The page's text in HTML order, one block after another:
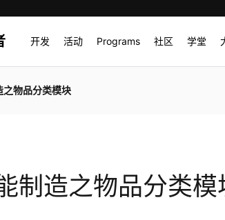
开发 活动 Programs 社区 学堂
之物品分类模块
制造之物品分类模